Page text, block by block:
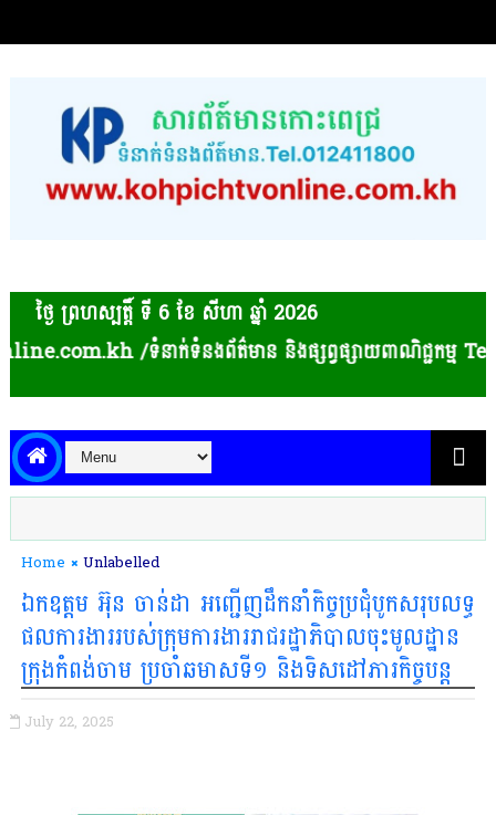
ថ្ងៃ ព្រហស្បត្ដិ៍ ទី 6​ ខែ សីហា ឆ្នាំ 2026
នាក់ទំនងព័ត៌មាន និងផ្សព្វផ្សាយពាណិជ្ជកម្ម Tel:
Home Unlabelled
ឯកឧត្តម អ៊ុន ចាន់ដា អញ្ជើញដឹកនាំកិច្ចប្រជុំបូកសរុបលទ្ធ
ផលការងាររបស់ក្រុមការងាររាជរដ្ឋាភិបាលចុះមូលដ្ឋាន
ក្រុងកំពង់ចាម ប្រចាំឆមាសទី១ និងទិសដៅភារកិច្ចបន្ត
July 22, 2025